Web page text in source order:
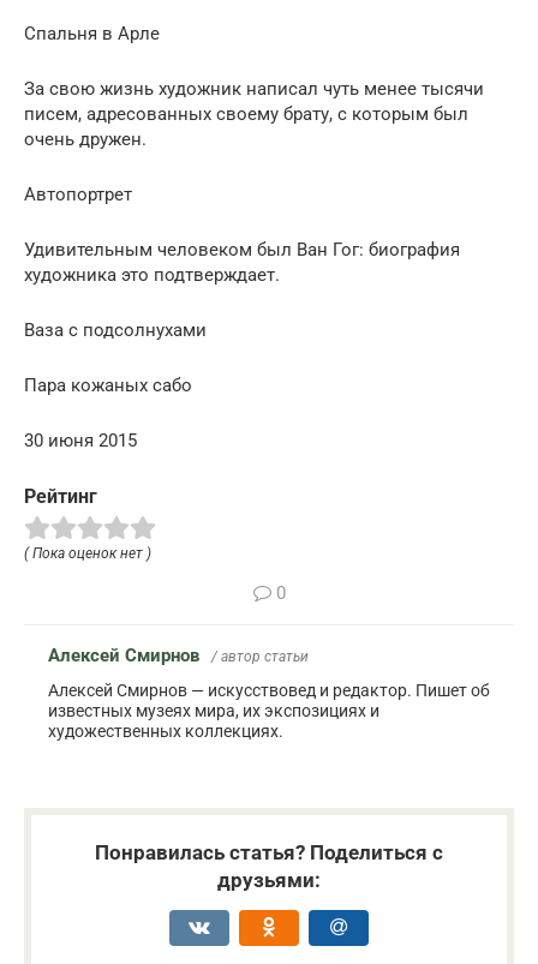
Спальня в Арле
За свою жизнь художник написал чуть менее тысячи
писем, адресованных своему брату, с которым был
очень дружен.
Автопортрет
Удивительным человеком был Ван Гог: биография
художника это подтверждает.
Ваза с подсолнухами
Пара кожаных сабо
30 июня 2015
Рейтинг
( Пока оценок нет )
0
Алексей Смирнов / автор статьи
Алексей Смирнов — искусствовед и редактор. Пишет об
известных музеях мира, их экспозициях и
художественных коллекциях.
Понравилась статья? Поделиться с
друзьями: